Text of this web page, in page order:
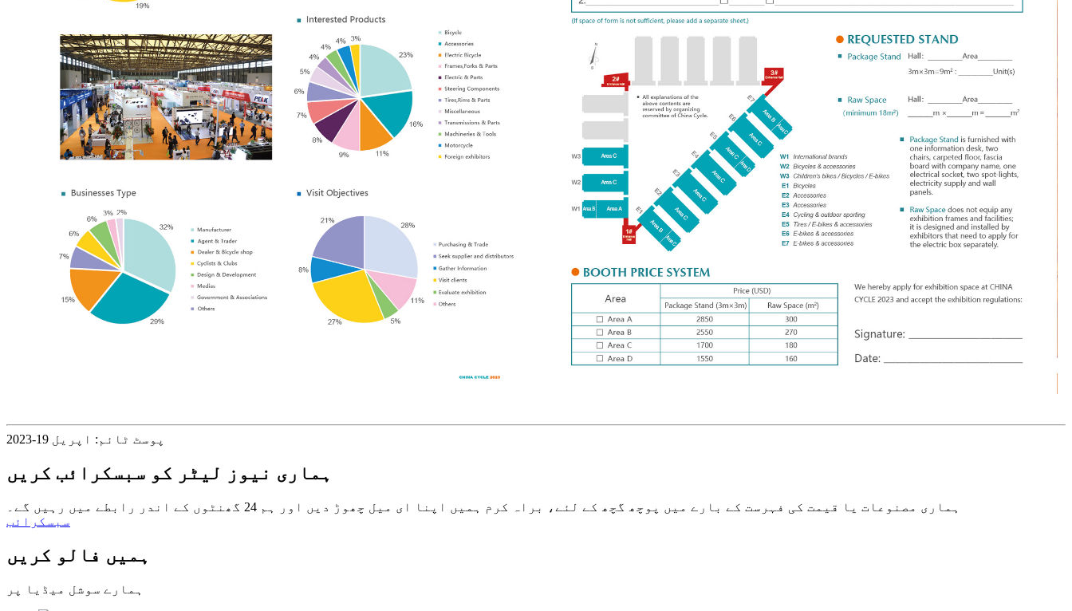
پوسٹ ٹائم: اپریل 19-2023
ہماری نیوز لیٹر کو سبسکرائب کریں
ہماری مصنوعات یا قیمت کی فہرست کے بارے میں پوچھ گچھ کے لئے، براہ کرم ہمیں اپنا ای میل چھوڑ دیں اور ہم 24 گھنٹوں کے اندر رابطے میں رہیں گے۔
سبسکرائب
ہمیں فالو کریں
ہمارے سوشل میڈیا پر